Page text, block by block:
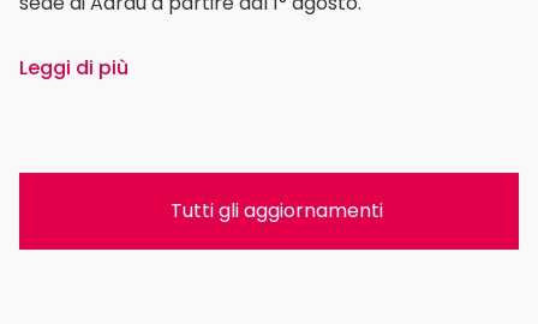
Leggi di più
Tutti gli aggiornamenti